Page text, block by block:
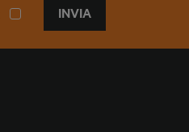
INVIA